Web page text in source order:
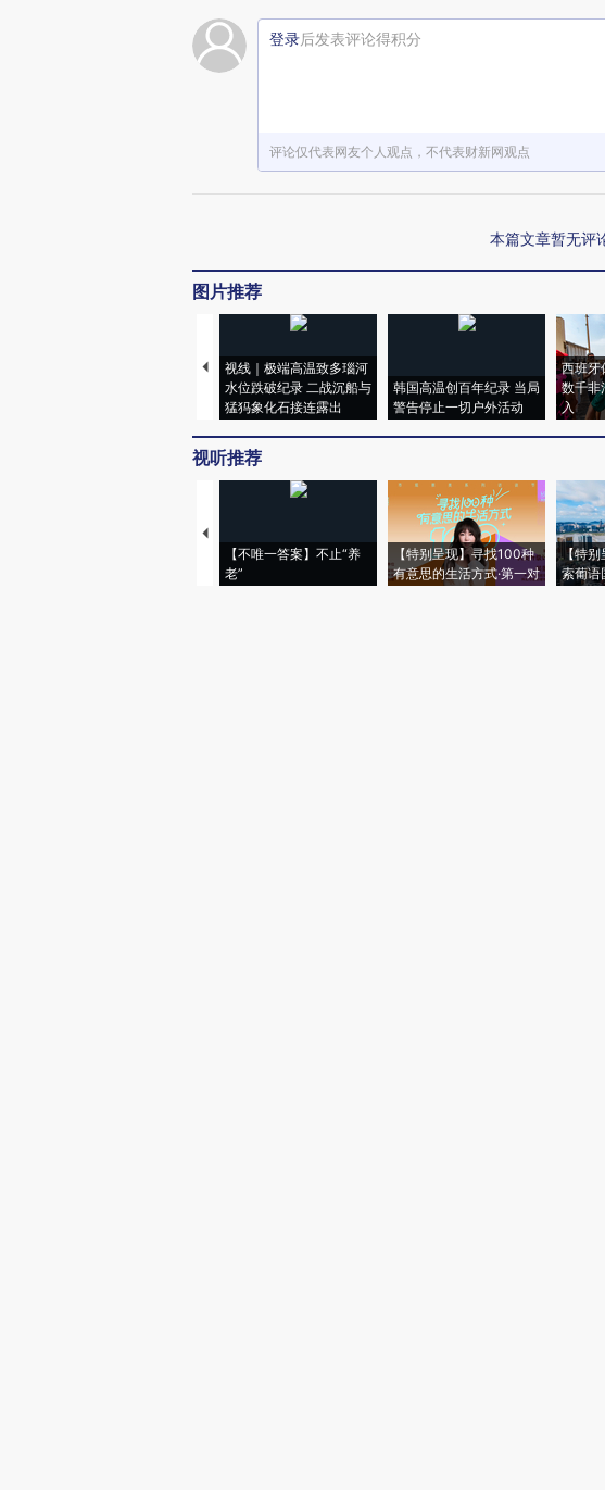
登录后发表评论得积分
评论仅代表网友个人观点，不代表财新网观点
本篇文章暂无评
图片推荐
视线｜极端高温致多瑙河
水位跌破纪录 二战沉船与
猛犸象化石接连露出
韩国高温创百年纪录 当局
警告停止一切户外活动
西班牙
数千非
入
视听推荐
【不唯一答案】不止“养
老”
【特别呈现】寻找100种
有意思的生活方式·第一对
【特别
索葡语